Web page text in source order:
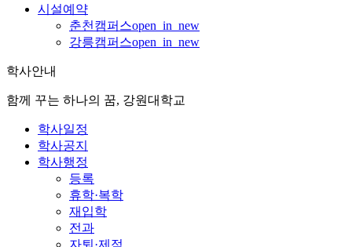
시설예약
춘천캠퍼스open_in_new
강릉캠퍼스open_in_new
학사안내
함께 꾸는 하나의 꿈, 강원대학교
학사일정
학사공지
학사행정
등록
휴학·복학
재입학
전과
자퇴·제적